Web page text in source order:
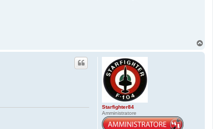
Starfighter84
Amministratore